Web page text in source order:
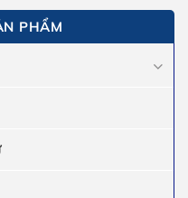
PHẨM